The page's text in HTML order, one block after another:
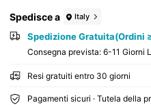
Spedisce a Italy
Spedizione Gratuita(Ordini
Consegna prevista: 6-11 Giorni
Resi gratuiti entro 30 giorni
Pagamenti sicuri · Tutela della